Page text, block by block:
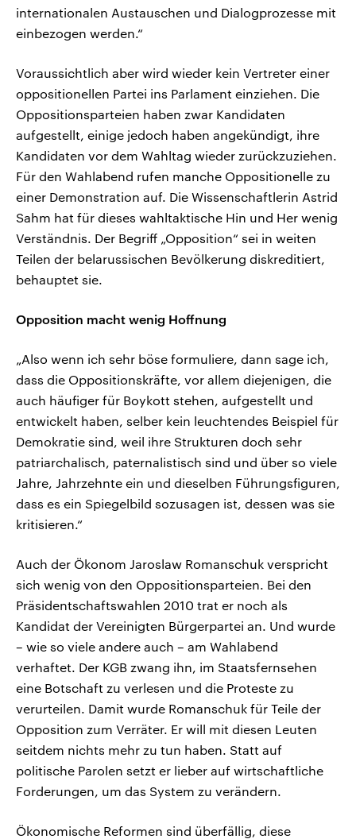
internationalen Austauschen und Dialogprozesse mit
einbezogen werden.“
Voraussichtlich aber wird wieder kein Vertreter einer
oppositionellen Partei ins Parlament einziehen. Die
Oppositionsparteien haben zwar Kandidaten
aufgestellt, einige jedoch haben angekündigt, ihre
Kandidaten vor dem Wahltag wieder zurückzuziehen.
Für den Wahlabend rufen manche Oppositionelle zu
einer Demonstration auf. Die Wissenschaftlerin Astrid
Sahm hat für dieses wahltaktische Hin und Her wenig
Verständnis. Der Begriff „Opposition“ sei in weiten
Teilen der belarussischen Bevölkerung diskreditiert,
behauptet sie.
Opposition macht wenig Hoffnung
„Also wenn ich sehr böse formuliere, dann sage ich,
dass die Oppositionskräfte, vor allem diejenigen, die
auch häufiger für Boykott stehen, aufgestellt und
entwickelt haben, selber kein leuchtendes Beispiel für
Demokratie sind, weil ihre Strukturen doch sehr
patriarchalisch, paternalistisch sind und über so viele
Jahre, Jahrzehnte ein und dieselben Führungsfiguren,
dass es ein Spiegelbild sozusagen ist, dessen was sie
kritisieren.“
Auch der Ökonom Jaroslaw Romanschuk verspricht
sich wenig von den Oppositionsparteien. Bei den
Präsidentschaftswahlen 2010 trat er noch als
Kandidat der Vereinigten Bürgerpartei an. Und wurde
– wie so viele andere auch – am Wahlabend
verhaftet. Der KGB zwang ihn, im Staatsfernsehen
eine Botschaft zu verlesen und die Proteste zu
verurteilen. Damit wurde Romanschuk für Teile der
Opposition zum Verräter. Er will mit diesen Leuten
seitdem nichts mehr zu tun haben. Statt auf
politische Parolen setzt er lieber auf wirtschaftliche
Forderungen, um das System zu verändern.
Ökonomische Reformen sind überfällig, diese